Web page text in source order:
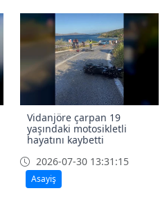
Vidanjöre çarpan 19
yaşındaki motosikletli
hayatını kaybetti
2026-07-30 13:31:15
Asayiş